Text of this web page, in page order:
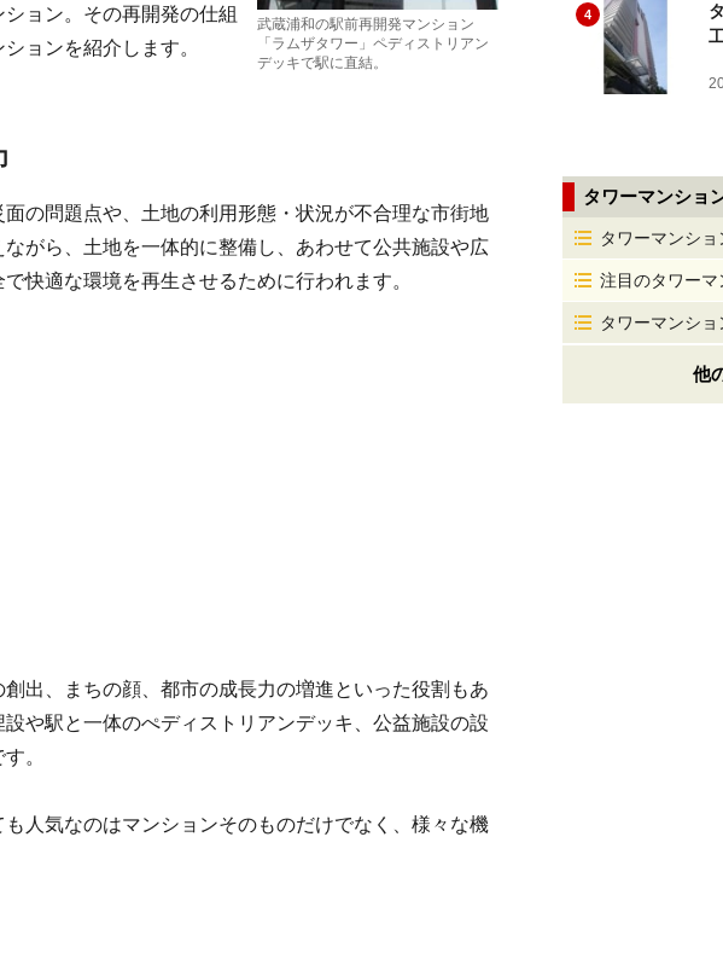
武蔵浦和の駅前再開発マンション
「ラムザタワー」ペディストリアン
デッキで駅に直結。
ョン。その再開発の仕組
ョンを紹介します。
の問題点や、土地の利用形態・状況が不合理な市街地
がら、土地を一体的に整備し、あわせて公共施設や広
快適な環境を再生させるために行われます。
出、まちの顔、都市の成長力の増進といった役割もあ
や駅と一体のぺディストリアンデッキ、公益施設の設
。
人気なのはマンションそのものだけでなく、様々な機
4
タワーマンショ
タワーマンシ
注目のタワー
タワーマンシ
他